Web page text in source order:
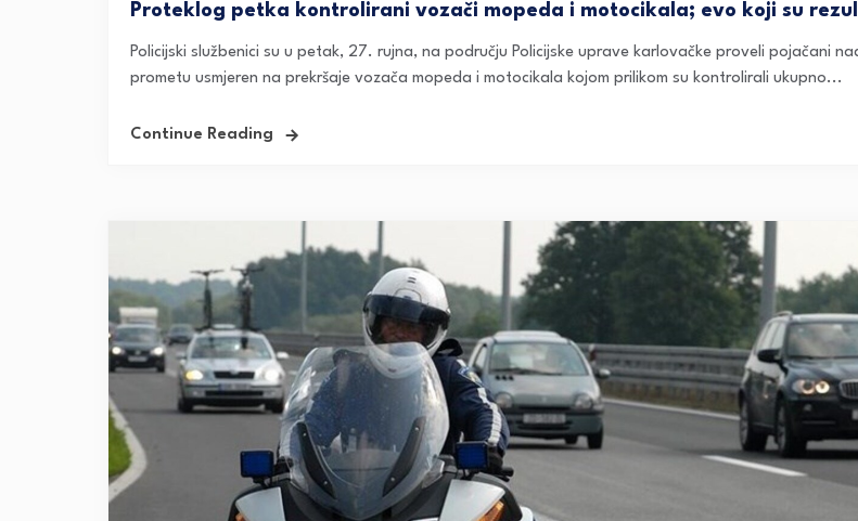
Proteklog petka kontrolirani vozači mopeda i motocikala; evo koji su
Policijski službenici su u petak, 27. rujna, na području Policijske uprave karlovačke proveli pojačani
prometu usmjeren na prekršaje vozača mopeda i motocikala kojom prilikom su kontrolirali ukupno...
Continue Reading